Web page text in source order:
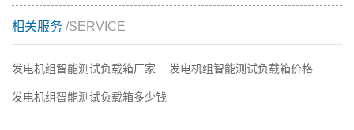
相关服务 /SERVICE
发电机组智能测试负载箱厂家 发电机组智能测试负载箱价格
发电机组智能测试负载箱多少钱